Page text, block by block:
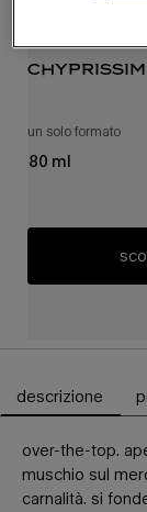
un solo formato
80 ml
Schede PDP
descrizione
over-the-top.
muschio sul
carnalità. si